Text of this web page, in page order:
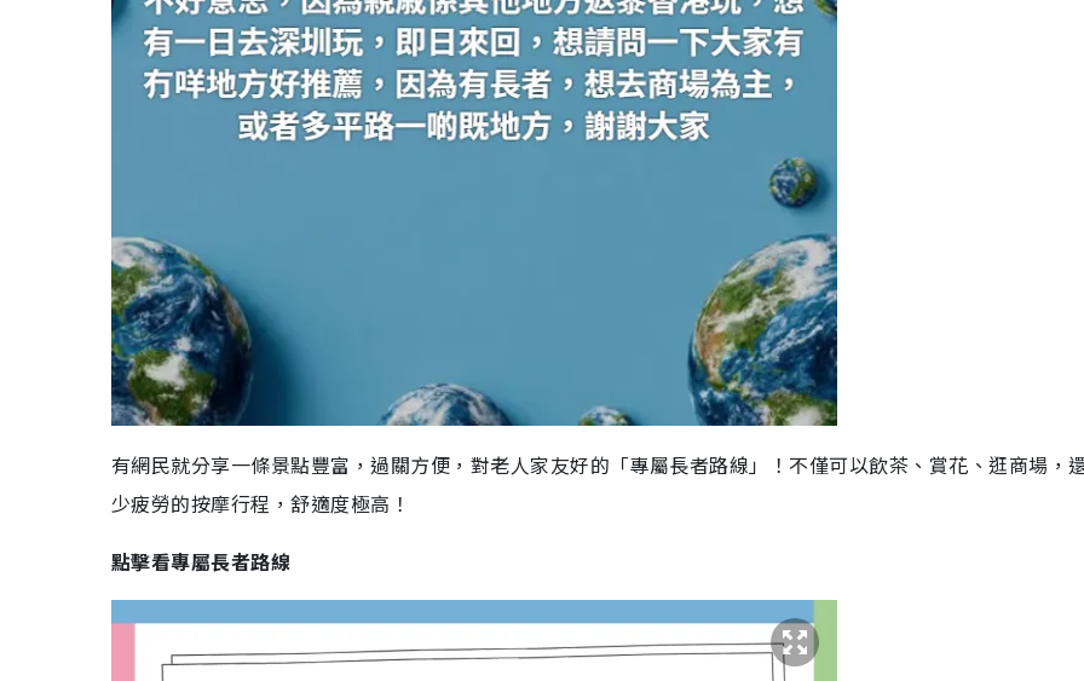
有網民就分享一條景點豐富，過關方便，對老人家友好的「專屬長者路線」！不僅可以飲茶、賞花、逛商場，
少疲勞的按摩行程，舒適度極高！
點擊看專屬長者路線